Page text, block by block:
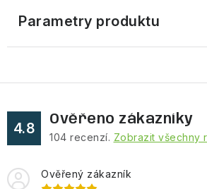
Parametry produktu
4.8
Ověřeno zákazníky
104 recenzí. Zobrazit všechny
Ověřený zákazník